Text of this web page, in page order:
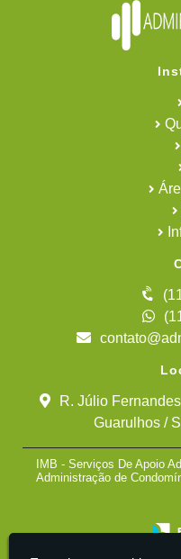
R. Júlio
Guarulhos /
IMB - Serviços De Apoio
Administração de